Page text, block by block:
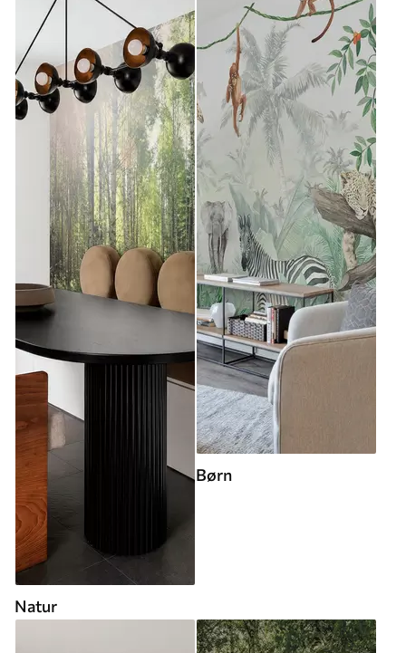
Natur
Børn